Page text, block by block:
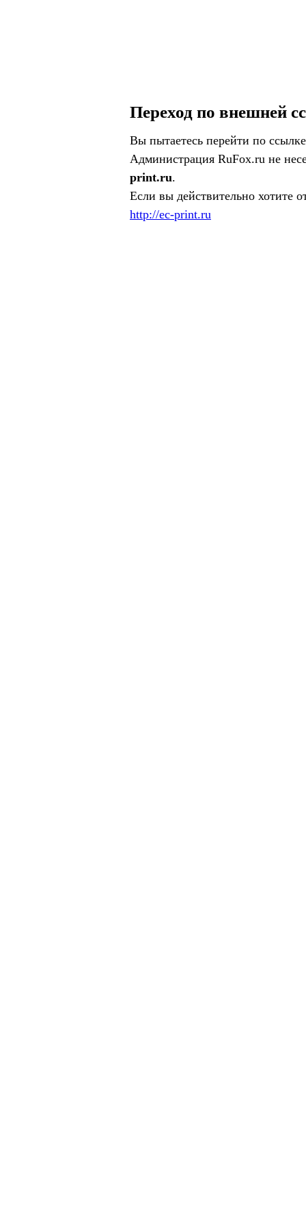
Переход по внешней
Вы пытаетесь перейти по
Администрация RuFox.ru не
print.ru.
Если вы действительно хотите
http://ec-print.ru